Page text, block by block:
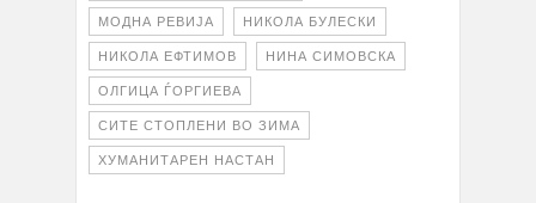
МОДНА РЕВИЈА НИКОЛА БУЛЕСКИ
НИКОЛА ЕФТИМОВ НИНА СИМОВСКА
ОЛГИЦА ЃОРГИЕВА
СИТЕ СТОПЛЕНИ ВО ЗИМА
ХУМАНИТАРЕН НАСТАН